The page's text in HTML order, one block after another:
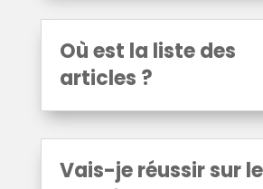
Où est la liste des
articles ?
Vais-je réussir sur le